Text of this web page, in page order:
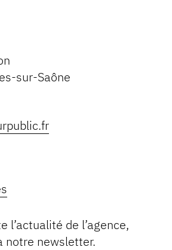
sur-Saône
l’actualité de l’agence,
notre newsletter.